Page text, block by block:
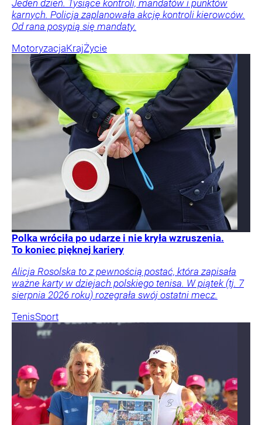
Jeden dzień. Tysiące kontroli, mandatów i punktów
karnych. Policja zaplanowała akcję kontroli kierowców.
Od rana posypią się mandaty.
MotoryzacjaKrajŻycie
Polka wróciła po udarze i nie kryła wzruszenia.
To koniec pięknej kariery
Alicja Rosolska to z pewnością postać, która zapisała
ważne karty w dziejach polskiego tenisa. W piątek (tj. 7
sierpnia 2026 roku) rozegrała swój ostatni mecz.
TenisSport